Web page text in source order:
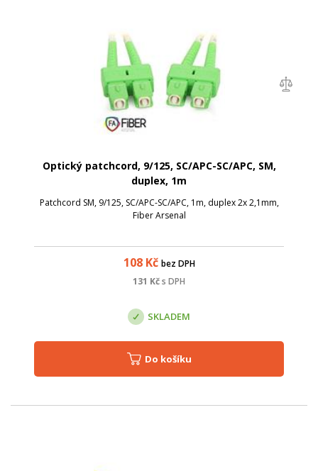
Optický patchcord, 9/125, SC/APC-SC/APC, SM,
duplex, 1m
Patchcord SM, 9/125, SC/APC-SC/APC, 1m, duplex 2x 2,1mm,
Fiber Arsenal
108Kč bez DPH
131 Kčs DPH
SKLADEM
Do košíku